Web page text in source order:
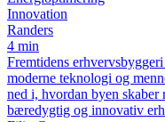
Innovation
Randers
4 min
Fremtidens
moderne teknologi og
ned i, hvordan byen skaber
bæredygtig og innovativ